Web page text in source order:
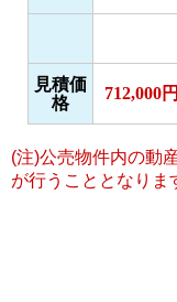
見積価
格
712,000円
(注)公売物件内の動
が行うこととなりま